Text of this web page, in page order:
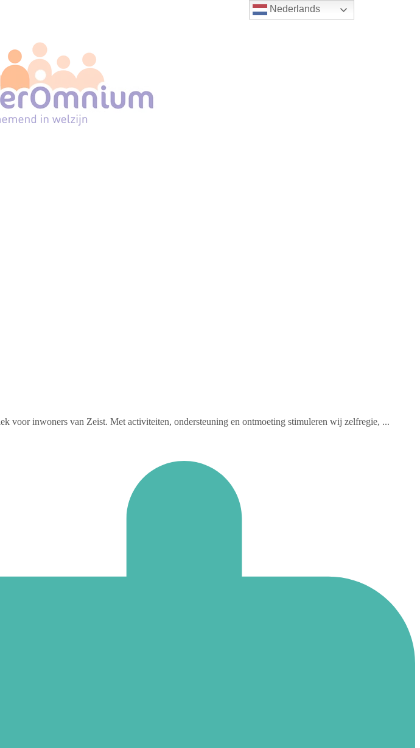
Nederlands
voor inwoners van Zeist. Met activiteiten, ondersteuning en ontmoeting stimuleren wij zelfregie, ...